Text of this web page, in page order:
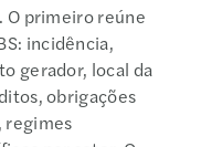
O primeiro reúne
incidência,
gerador, local da
obrigações
regimes